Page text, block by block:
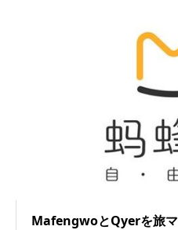
MafengwoとQyerを旅